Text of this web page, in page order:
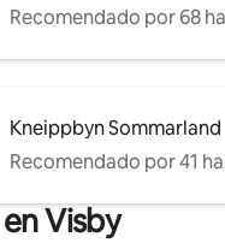
Recomendado por 68
Kneippbyn Sommarland
Recomendado por 41
Visby